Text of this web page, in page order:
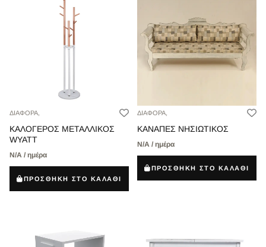
ΔΙΑΦΟΡΑ,
ΚΑΛΟΓΕΡΟΣ ΜΕΤΑΛΛΙΚΟΣ
WYATT
Ν/Α / ημέρα
ΠΡΟΣΘΗΚΗ ΣΤΟ ΚΑΛΑΘΙ
ΔΙΑΦΟΡΑ,
ΚΑΝΑΠΕΣ ΝΗΣΙΩΤΙΚΟΣ
Ν/Α / ημέρα
ΠΡΟΣΘΗΚΗ ΣΤΟ ΚΑΛΑΘΙ